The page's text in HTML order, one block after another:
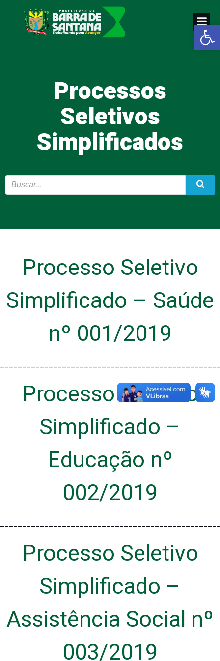
Abrir
Pular
para
o
conteúdo
Processos
Seletivos
Simplificados
Processo Seletivo
Simplificado – Saúde
nº 001/2019
Processo Seletivo
Simplificado –
Educação nº
002/2019
Processo Seletivo
Simplificado –
Assistência Social nº
003/2019